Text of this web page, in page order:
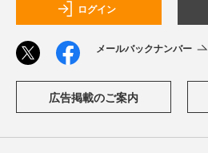
ログイン
メールバックナンバー
広告掲載のご案内